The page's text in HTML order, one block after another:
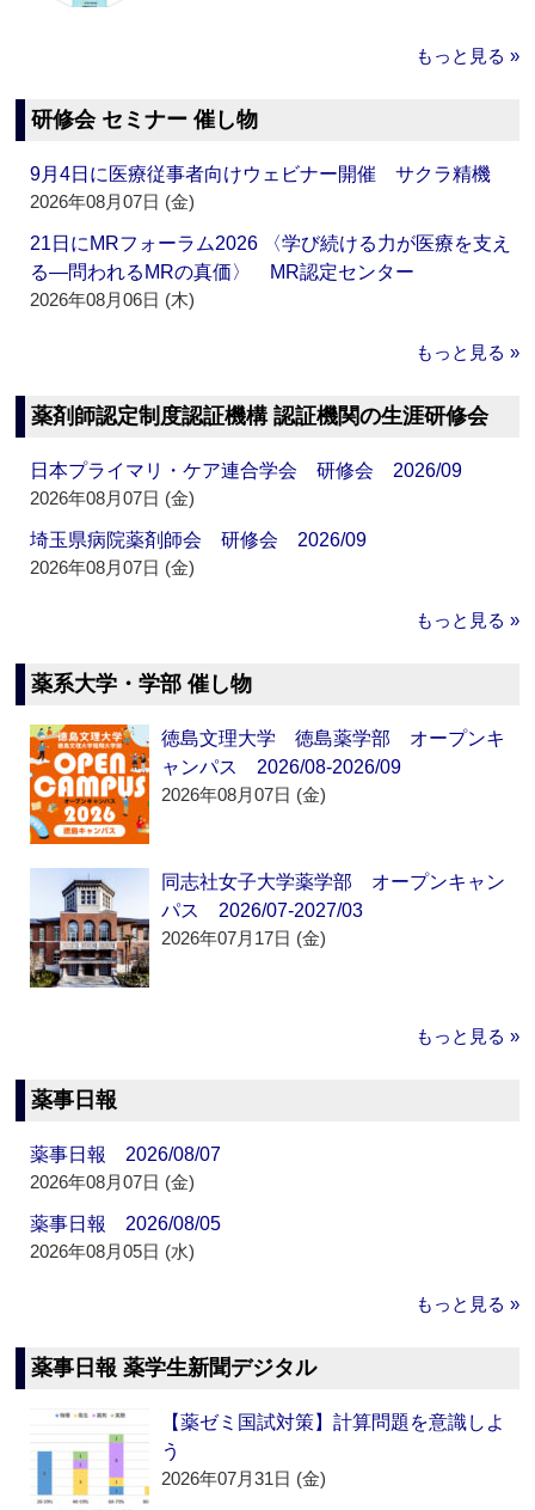
もっと見る »
研修会 セミナー 催し物
9月4日に医療従事者向けウェビナー開催 サクラ精機
2026年08月07日 (金)
21日にMRフォーラム2026 〈学び続ける力が医療を支え
る―問われるMRの真価〉 MR認定センター
2026年08月06日 (木)
もっと見る »
薬剤師認定制度認証機構 認証機関の生涯研修会
日本プライマリ・ケア連合学会 研修会 2026/09
2026年08月07日 (金)
埼玉県病院薬剤師会 研修会 2026/09
2026年08月07日 (金)
もっと見る »
薬系大学・学部 催し物
徳島文理大学 徳島薬学部 オープンキ
ャンパス 2026/08-2026/09
2026年08月07日 (金)
同志社女子大学薬学部 オープンキャン
パス 2026/07-2027/03
2026年07月17日 (金)
もっと見る »
薬事日報
薬事日報 2026/08/07
2026年08月07日 (金)
薬事日報 2026/08/05
2026年08月05日 (水)
もっと見る »
薬事日報 薬学生新聞デジタル
【薬ゼミ国試対策】計算問題を意識しよ
う
2026年07月31日 (金)